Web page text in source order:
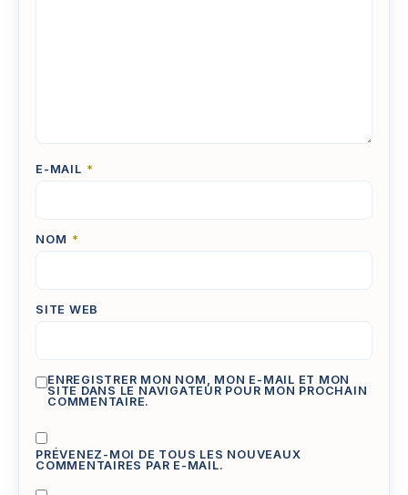
E-MAIL *
NOM *
SITE WEB
ENREGISTRER MON NOM, MON E-MAIL ET MON
SITE DANS LE NAVIGATEUR POUR MON PROCHAIN
COMMENTAIRE.
PRÉVENEZ-MOI DE TOUS LES NOUVEAUX
COMMENTAIRES PAR E-MAIL.